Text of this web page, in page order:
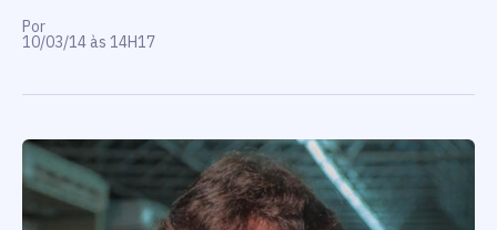
Por
10/03/14 às 14H17